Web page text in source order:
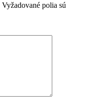
Vyžadované polia sú